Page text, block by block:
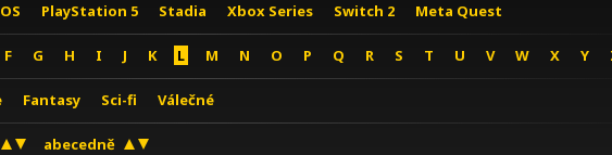
PlayStation 5 Stadia Xbox Series Switch 2 Meta Quest
F G H I J K L M N O P Q R S T U V W X Y
Fantasy Sci-fi Válečné
abecedně